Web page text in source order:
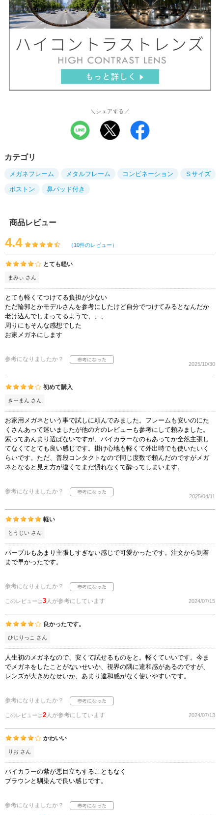
＼シェアする／
カテゴリ
メガネフレーム メタルフレーム コンビネーション Ｓサイズ
ボストン 鼻パッド付き
商品レビュー
4.4 （10件のレビュー）
とても軽い
まみぃ さん
とても軽くてつけてる負担が少ない
ただ輪郭とかモデルさんを参考にしたけど自分でつけてみるとなんだか
老け込んでしまってるようで、、、
周りにもそんな感想でした
お家メガネにします
参考になりましたか？
2025/10/30
初めて購入
きーまん さん
お家用メガネという事で試しに頼んでみました。フレームも安いのにた
くさんあって迷いましたが他の方のレビューも参考にして頼みました。
紫ってあんまり選ばないですが、バイカラーなのもあってか全然主張し
てなくてとても良い感じです。掛け心地も軽くて外出時でも使いたいく
らいです。ただ、普段コンタクトなので同じ度数で頼んだのですがメガ
ネとなると見え方が違くてまだ慣れなくて酔ってしまいます。
参考になりましたか？
2025/04/11
軽い
とうじい さん
パープルもあまり主張しすぎない感じで可愛かったです。注文から到着
まで早かったです。
参考になりましたか？
このレビューは3 人が参考にしています 2024/07/15
良かったです。
ひじりっこ さん
人生初のメガネなので、安くて試せるものをと。軽くていいです。今ま
でメガネをしたことがないせいか、視界の隅に違和感があるのですが、
レンズが大きめなせいか、あまり違和感がなく使いやすいです。
参考になりましたか？
このレビューは2 人が参考にしています 2024/07/13
かわいい
りお さん
バイカラーの紫が悪目立ちすることもなく
ブラウンと馴染んで良い感じです。
参考になりましたか？